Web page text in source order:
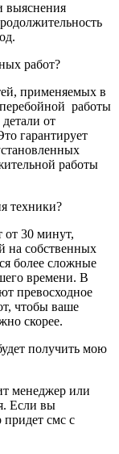
выяснения
работ?
применяемых в
работы
от
гарантирует
работы
техники?
30 минут,
на собственных
более сложные
времени. В
превосходное
чтобы ваше
скорее.
получить мою
менеджер или
Если вы
придет смс с